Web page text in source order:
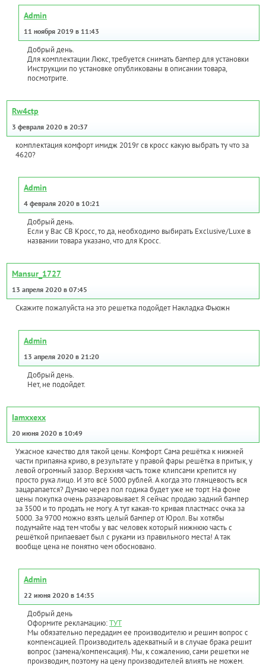
Admin
11 ноября 2019 в 11:43
Добрый день.
Для комплектации Люкс, требуется снимать бампер для установки
Инструкции по установке опубликованы в описании товара,
посмотрите.
Rw4ctp
3 февраля 2020 в 20:37
комплектация комфорт имидж 2019г св кросс какую выбрать ту что за
4620?
Admin
4 февраля 2020 в 10:21
Добрый день.
Если у Вас СВ Кросс, то да, необходимо выбирать Exclusive/Luxe в
названии товара указано, что для Кросс.
Mansur_1727
13 апреля 2020 в 07:45
Скажите пожалуйста на это решетка подойдет Накладка Фьюжн
Admin
13 апреля 2020 в 21:20
Добрый день.
Нет, не подойдет.
Iamxxexx
20 июня 2020 в 10:49
Ужасное качество для такой цены. Комфорт. Сама решётка к нижней
части припаяна криво, в результате у правой фары решётка в притык, у
левой огромный зазор. Верхняя часть тоже клипсами крепится ну
просто рука лицо. И это всё 5000 рублей. А когда это глянцевость вся
зацарапается? Думаю через пол годика будет уже не торт. На фоне
цены покупка очень разачаровывает. Я сейчас продаю задний бампер
за 3500 и то продать не могу. А тут какая-то кривая пластмасс очка за
5000. За 9700 можно взять целый бампер от Юрол. Вы хотябы
подумайте над тем чтобы у вас человек который нижнюю часть с
решёткой припаевает был с руками из правильного места! А так
вообще цена не понятно чем обосновано.
Admin
22 июня 2020 в 14:35
Добрый день
Оформите рекламацию:ТУТ
Мы обязательно передадим ее производителю и решим вопрос с
компенсацией. Производитель адекватный и в случае брака решит
вопрос (замена/компенсация). Мы, к сожалению, сами решетки не
производим, поэтому на цену производителей влиять не можем.